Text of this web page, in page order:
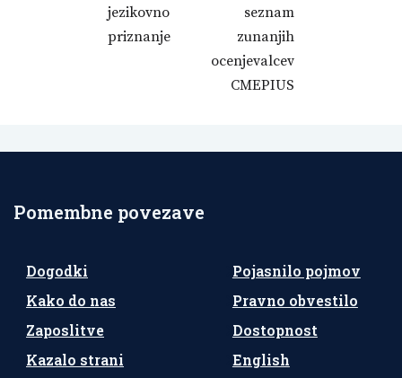
jezikovno
priznanje
seznam
zunanjih
ocenjevalcev
CMEPIUS
Pomembne povezave
Dogodki
Kako do nas
Zaposlitve
Kazalo strani
Pojasnilo pojmov
Pravno obvestilo
Dostopnost
English